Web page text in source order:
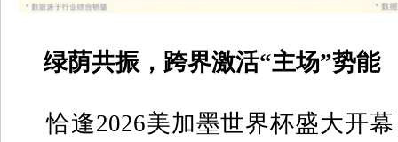
绿荫共振，跨界激活“主场”势能
恰逢2026美加墨世界杯盛大开